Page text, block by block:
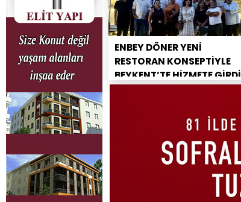
ENBEY DÖNER YENİ
RESTORAN KONSEPTİYLE
BEYKENT’TE HİZMETE GİRDİ